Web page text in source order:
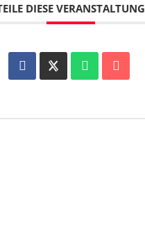
DIESE VERANSTALTUNG